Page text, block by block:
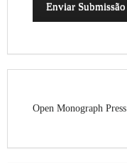
Enviar Submissão
Open Monograph Press